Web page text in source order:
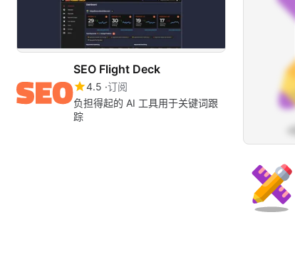
SEO Flight Deck
4.5 订阅
负担得起的 AI 工具用于关键词跟
踪